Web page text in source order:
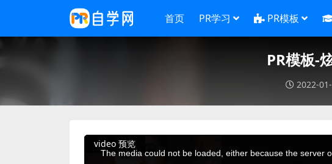
首页 PR学习 PR模板
PR模板-
2022-
video 预览
This
The media could not be loaded, either because the server